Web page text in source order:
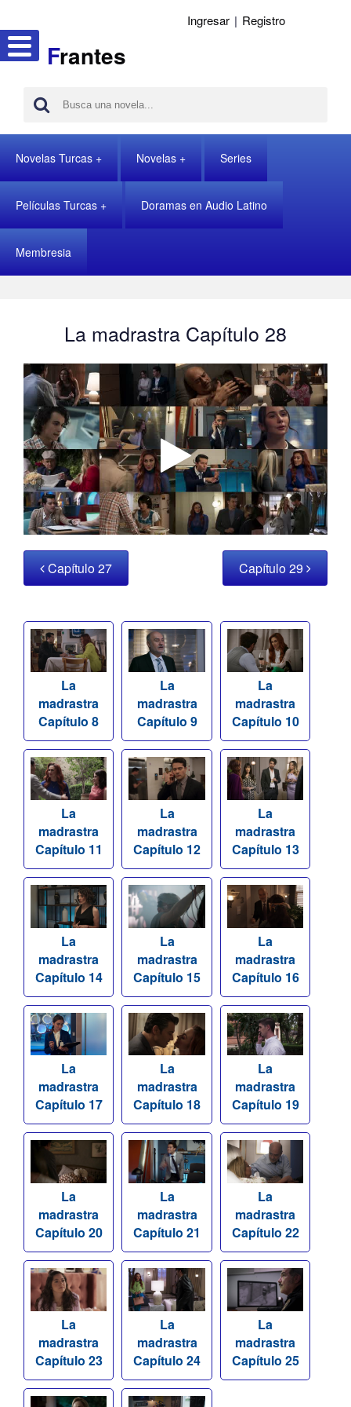
Frantes
Ingresar | Registro
Novelas Turcas Novelas Series
Películas Turcas Doramas en Audio Latino
Membresia
La madrastra Capítulo 28
Capítulo 27 Capítulo 29
La
madrastra
Capítulo 8
La
madrastra
Capítulo 9
La
madrastra
Capítulo 10
La
madrastra
Capítulo 11
La
madrastra
Capítulo 12
La
madrastra
Capítulo 13
La
madrastra
Capítulo 14
La
madrastra
Capítulo 15
La
madrastra
Capítulo 16
La
madrastra
Capítulo 17
La
madrastra
Capítulo 18
La
madrastra
Capítulo 19
La
madrastra
Capítulo 20
La
madrastra
Capítulo 21
La
madrastra
Capítulo 22
La
madrastra
Capítulo 23
La
madrastra
Capítulo 24
La
madrastra
Capítulo 25